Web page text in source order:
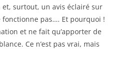
surtout, un avis éclairé sur
pas…. Et pourquoi !
et ne fait qu’apporter de
Ce n’est pas vrai, mais